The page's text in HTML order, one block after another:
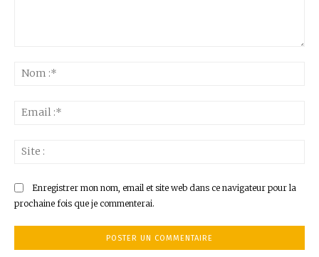
Enregistrer mon nom, email et site web dans ce navigateur pour la
prochaine fois que je commenterai.